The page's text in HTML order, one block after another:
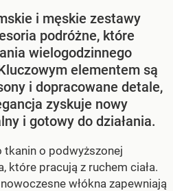
i męskie zestawy
podróżne, które
wielogodzinnego
elementem są
i dopracowane detale,
zyskuje nowy
i gotowy do działania.
tkanin o podwyższonej
które pracują z ruchem ciała.
włókna zapewniają